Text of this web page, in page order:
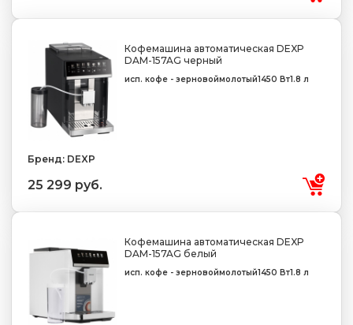
Кофемашина автоматическая DEXP
DAM-157AG черный
исп. кофе - зерновоймолотый1450 Вт1.8 л
Бренд: DEXP
25 299 руб.
Кофемашина автоматическая DEXP
DAM-157AG белый
исп. кофе - зерновоймолотый1450 Вт1.8 л